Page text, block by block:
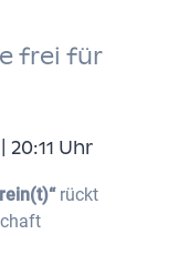
frei für
20:11 Uhr
rückt